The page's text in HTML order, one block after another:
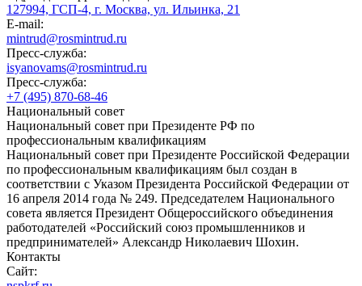
127994, ГСП-4, г. Москва, ул. Ильинка, 21
E-mail:
mintrud@rosmintrud.ru
Пресс-служба:
isyanovams@rosmintrud.ru
Пресс-служба:
+7 (495) 870-68-46
Национальный совет
Национальный совет при Президенте РФ по
профессиональным квалификациям
Национальный совет при Президенте Российской Федерации
по профессиональным квалификациям был создан в
соответствии с Указом Президента Российской Федерации от
16 апреля 2014 года № 249. Председателем Национального
совета является Президент Общероссийского объединения
работодателей «Российский союз промышленников и
предпринимателей» Александр Николаевич Шохин.
Контакты
Сайт: